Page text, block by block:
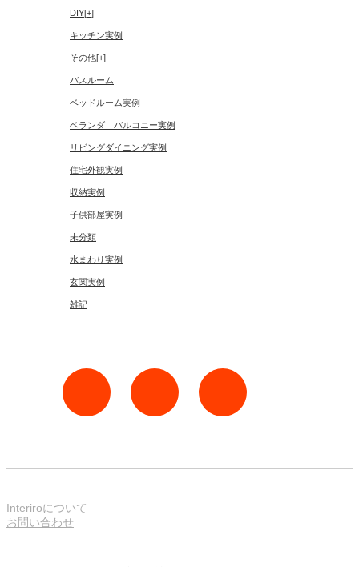
DIY[+]
キッチン実例
その他[+]
バスルーム
ベッドルーム実例
ベランダ バルコニー実例
リビングダイニング実例
住宅外観実例
収納実例
子供部屋実例
未分類
水まわり実例
玄関実例
雑記
Twitter
Interiroについて
お問い合わせ